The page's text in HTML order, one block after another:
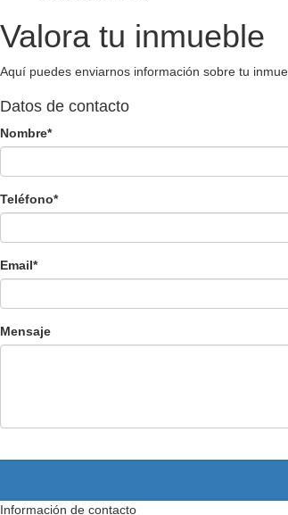
Valora tu inmueble
Aquí puedes enviarnos información sobre tu
Datos de contacto
Nombre*
Teléfono*
Email*
Mensaje
Información de contacto